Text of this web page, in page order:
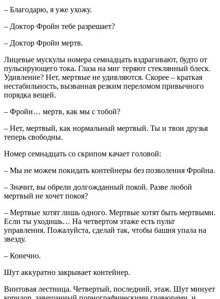
– Благодарю, я уже ухожу.
– Доктор Фройн тебе разрешает?
– Доктор Фройн мертв.
Лицевые мускулы номера семнадцать вздрагивают, будто от
пульсирующего тока. Глаза на миг теряют стеклянный блеск.
Удивление? Нет, мертвые не удивляются. Скорее – краткая
нестабильность, вызванная резким переломом привычного
порядка вещей.
– Фройн… мертв, как мы с тобой?
– Нет, мертвый, как нормальный мертвый. Ты и твои друзья
теперь свободны.
Номер семнадцать со скрипом качает головой:
– Мы не можем покидать контейнеры без позволения Фройна.
– Значит, вы обрели долгожданный покой. Разве любой
мертвый не хочет покоя?
– Мертвые хотят лишь одного. Мертвые хотят быть мертвыми.
Если ты уходишь… На четвертом этаже есть пульт
управления. Пожалуйста, сделай так, чтобы башня упала на
звезду.
– Конечно.
Шут аккуратно закрывает контейнер.
Винтовая лестница. Четвертый, последний, этаж. Шут минует